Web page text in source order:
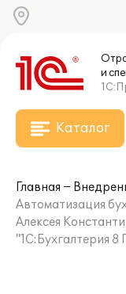
и
Каталог
Главная
Автоматизация
Алексея
"1С:Бухгалтерия